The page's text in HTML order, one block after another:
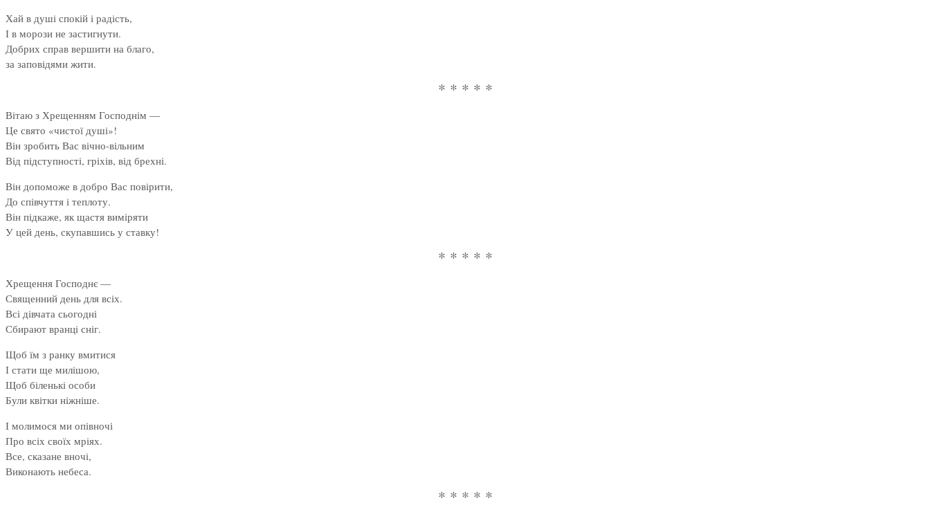
Хай в душі спокій і радість,
І в морози не застигнути.
Добрих справ вершити на благо,
за заповідями жити.
* * * * *
Вітаю з Хрещенням Господнім —
Це свято «чистої душі»!
Він зробить Вас вічно-вільним
Від підступності, гріхів, від брехні.
Він допоможе в добро Вас повірити,
До співчуття і теплоту.
Він підкаже, як щастя виміряти
У цей день, скупавшись у ставку!
* * * * *
Хрещення Господнє —
Священний день для всіх.
Всі дівчата сьогодні
Сбирают вранці сніг.
Щоб їм з ранку вмитися
І стати ще милішою,
Щоб біленькі особи
Були квітки ніжніше.
І молимося ми опівночі
Про всіх своїх мріях.
Все, сказане вночі,
Виконають небеса.
* * * * *